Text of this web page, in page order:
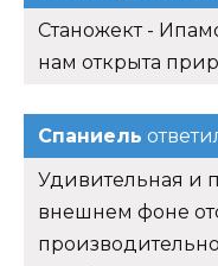
Станожект -
нам открыта
Спаниель
Удивительная и
внешнем фоне